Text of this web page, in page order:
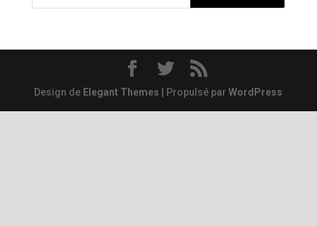
Design de Elegant Themes | Propulsé parWordPress